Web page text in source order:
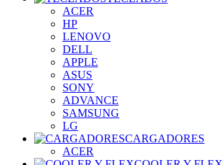
ACER
HP
LENOVO
DELL
APPLE
ASUS
SONY
ADVANCE
SAMSUNG
LG
CARGADORES
ACER